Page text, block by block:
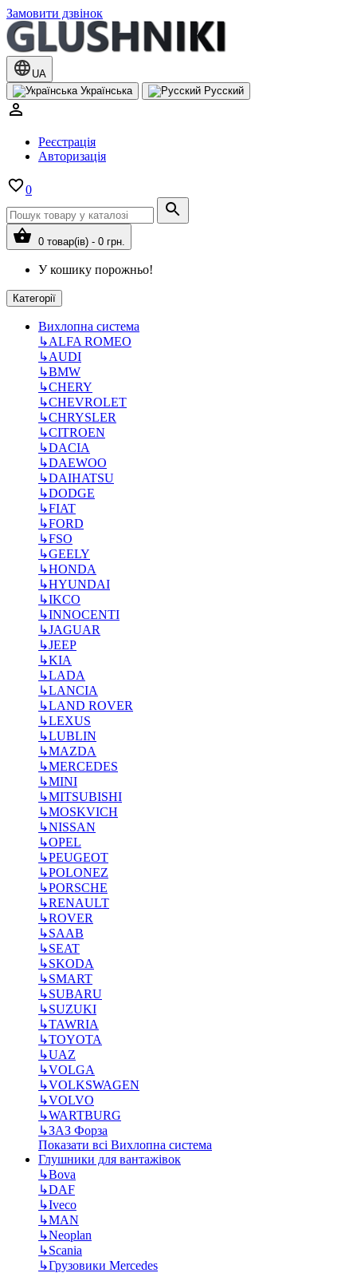
Замовити дзвінок
UA
Українська
Русский
Реєстрація
Авторизація
0
0 товар(ів) - 0 грн.
У кошику порожньо!
Категорії
Вихлопна система
↳ALFA ROMEO
↳AUDI
↳BMW
↳CHERY
↳CHEVROLET
↳CHRYSLER
↳CITROEN
↳DACIA
↳DAEWOO
↳DAIHATSU
↳DODGE
↳FIAT
↳FORD
↳FSO
↳GEELY
↳HONDA
↳HYUNDAI
↳IKCO
↳INNOCENTI
↳JAGUAR
↳JEEP
↳KIA
↳LADA
↳LANCIA
↳LAND ROVER
↳LEXUS
↳LUBLIN
↳MAZDA
↳MERCEDES
↳MINI
↳MITSUBISHI
↳MOSKVICH
↳NISSAN
↳OPEL
↳PEUGEOT
↳POLONEZ
↳PORSCHE
↳RENAULT
↳ROVER
↳SAAB
↳SEAT
↳SKODA
↳SMART
↳SUBARU
↳SUZUKI
↳TAWRIA
↳TOYOTA
↳UAZ
↳VOLGA
↳VOLKSWAGEN
↳VOLVO
↳WARTBURG
↳ЗАЗ Форза
Показати всі Вихлопна система
Глушники для вантажівок
↳Bova
↳DAF
↳Iveco
↳MAN
↳Neoplan
↳Scania
↳Грузовики Mercedes